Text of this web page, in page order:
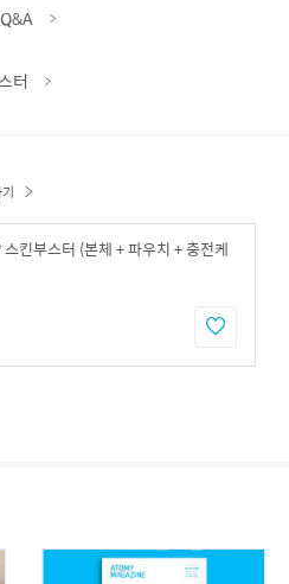
터
스킨부스터 (본체 + 파우치 + 충전케